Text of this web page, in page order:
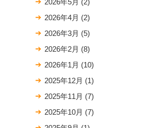
2026年5月 (2)
2026年4月 (2)
2026年3月 (5)
2026年2月 (8)
2026年1月 (10)
2025年12月 (1)
2025年11月 (7)
2025年10月 (7)